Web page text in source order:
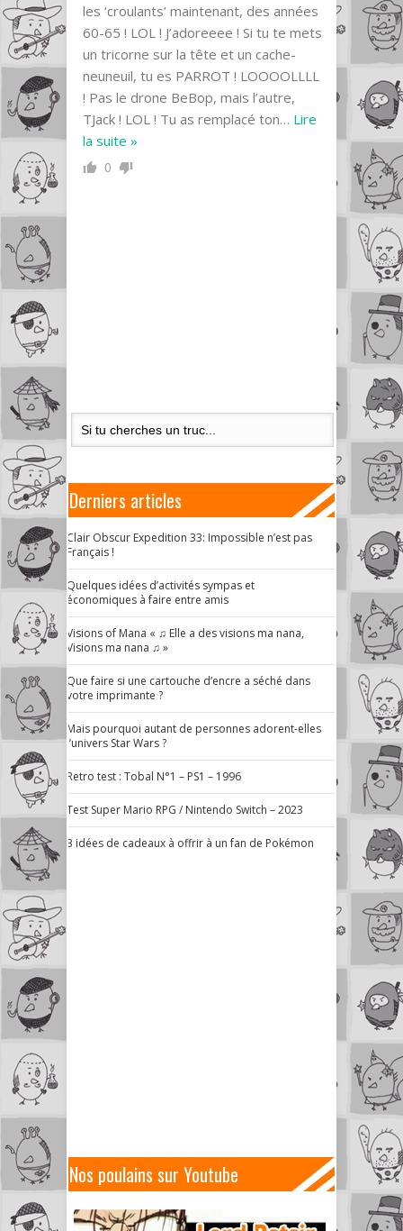
les ‘croulants’ maintenant, des années
60-65 ! LOL ! J’adoreeee ! Si tu te mets
un tricorne sur la tête et un cache-
neuneuil, tu es PARROT ! LOOOOLLLL
! Pas le drone BeBop, mais l’autre,
TJack ! LOL ! Tu as remplacé ton… Lire
la suite »
0
Derniers articles
Clair Obscur Expedition 33: Impossible n’est pas
Français !
Quelques idées d’activités sympas et
économiques à faire entre amis
Visions of Mana « ♫ Elle a des visions ma nana,
Visions ma nana ♫ »
Que faire si une cartouche d’encre a séché dans
votre imprimante ?
Mais pourquoi autant de personnes adorent-elles
l’univers Star Wars ?
Retro test : Tobal N°1 – PS1 – 1996
Test Super Mario RPG / Nintendo Switch – 2023
3 idées de cadeaux à offrir à un fan de Pokémon
Nos poulains sur Youtube